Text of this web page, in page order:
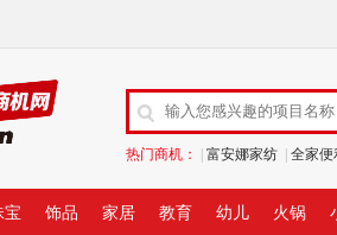
热门商机： 富安娜家纺 全家便
宝 饰品 家居 教育 幼儿 火锅